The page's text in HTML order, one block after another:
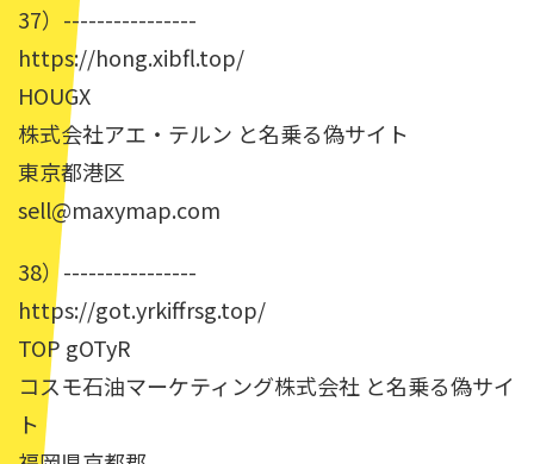
37）----------------
https://hong.xibfl.top/
HOUGX
株式会社アエ・テルン と名乗る偽サイト
東京都港区
sell@maxymap.com
38）----------------
https://got.yrkiffrsg.top/
TOP gOTyR
コスモ石油マーケティング株式会社 と名乗る偽サイ
ト